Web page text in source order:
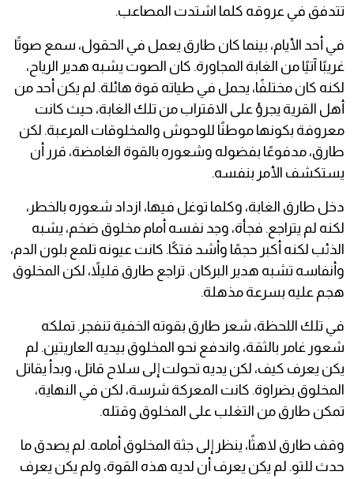
تتدفق في عروقه كلما اشتدت المصاعب.
في أحد الأيام، بينما كان طارق يعمل في الحقول، سمع صوتًا
غريبًا آتيًا من الغابة المجاورة. كان الصوت يشبه هدير الرياح،
لكنه كان مختلفًا، يحمل في طياته قوة هائلة. لم يكن أحد من
أهل القرية يجرؤ على الاقتراب من تلك الغابة، حيث كانت
معروفة بكونها موطنًا للوحوش والمخلوقات المرعبة. لكن
طارق، مدفوعًا بفضوله وشعوره بالقوة الغامضة، قرر أن
يستكشف الأمر بنفسه.
دخل طارق الغابة، وكلما توغل فيها، ازداد شعوره بالخطر،
لكنه لم يتراجع. فجأة، وجد نفسه أمام مخلوق ضخم، يشبه
الذئب لكنه أكبر حجمًا وأشد فتكًا. كانت عيونه تلمع بلون الدم،
وأنفاسه تشبه هدير البركان. تراجع طارق قليلاً، لكن المخلوق
هجم عليه بسرعة مذهلة.
في تلك اللحظة، شعر طارق بقوته الخفية تنفجر. تملكه
شعور غامر بالثقة، واندفع نحو المخلوق بيديه العاريتين. لم
يكن يعرف كيف، لكن يديه تحولت إلى سلاح قاتل، وبدأ يقاتل
المخلوق بضراوة. كانت المعركة شرسة، لكن في النهاية،
تمكن طارق من التغلب على المخلوق وقتله.
وقف طارق لاهثًا، ينظر إلى جثة المخلوق أمامه. لم يصدق ما
حدث للتو. لم يكن يعرف أن لديه هذه القوة، ولم يكن يعرف